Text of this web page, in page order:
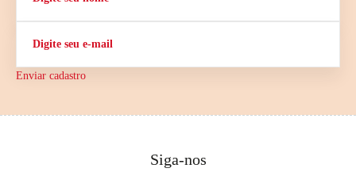
Enviar cadastro
Siga-nos